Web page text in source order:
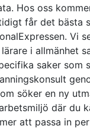
Hos oss
får det bästa
Vi
lärare i allmänhet
saker som
söker en ny
där du
att passa in